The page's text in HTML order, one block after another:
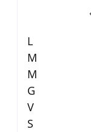
L
M
M
G
V
S